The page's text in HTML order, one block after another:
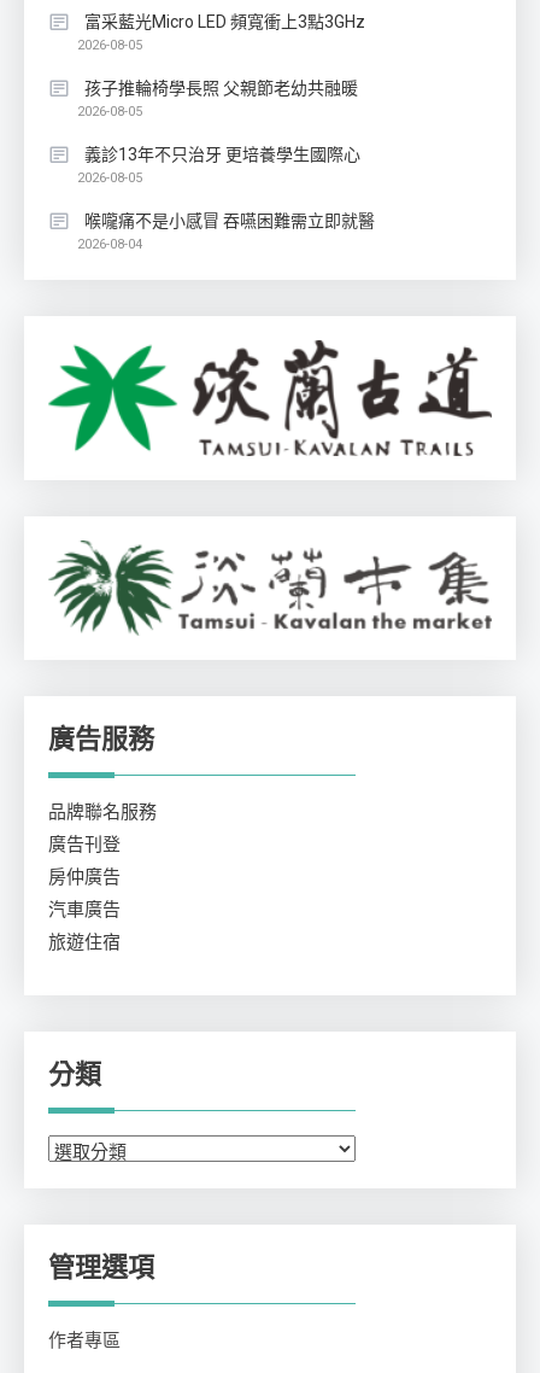
富采藍光Micro LED 頻寬衝上3點3GHz
2026-08-05
孩子推輪椅學長照 父親節老幼共融暖
2026-08-05
義診13年不只治牙 更培養學生國際心
2026-08-05
喉嚨痛不是小感冒 吞嚥困難需立即就醫
2026-08-04
廣告服務
品牌聯名服務
廣告刊登
房仲廣告
汽車廣告
旅遊住宿
分類
分
管理選項
作者專區